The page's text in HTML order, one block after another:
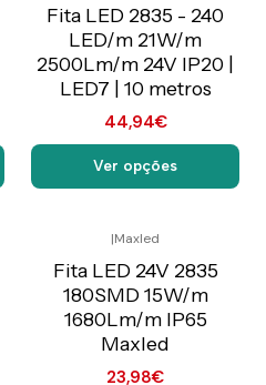
C/IVA
Fita LED 2835 - 240
LED/m 21W/m
2500Lm/m 24V IP20 |
LED7 | 10 metros
44,94€
Ver opções
C/IVA
|Maxled
Fita LED 24V 2835
180SMD 15W/m
1680Lm/m IP65
Maxled
23,98€